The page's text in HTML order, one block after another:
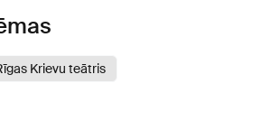
Krievu teātris